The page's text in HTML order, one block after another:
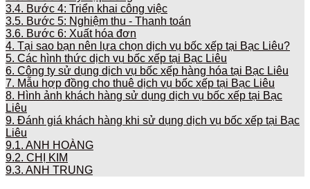
3.4. Bước 4: Triển khai công việc
3.5. Bước 5: Nghiệm thu - Thanh toán
3.6. Bước 6: Xuất hóa đơn
4. Tại sao bạn nên lựa chọn dịch vụ bốc xếp tại Bạc Liêu?
5. Các hình thức dịch vụ bốc xếp tại Bạc Liêu
6. Công ty sử dụng dịch vụ bốc xếp hàng hóa tại Bạc Liêu
7. Mẫu hợp đồng cho thuê dịch vụ bốc xếp tại Bạc Liêu
8. Hình ảnh khách hàng sử dụng dịch vụ bốc xếp tại Bạc
Liêu
9. Đánh giá khách hàng khi sử dụng dịch vụ bốc xếp tại Bạc
Liêu
9.1. ANH HOÀNG
9.2. CHỊ KIM
9.3. ANH TRUNG